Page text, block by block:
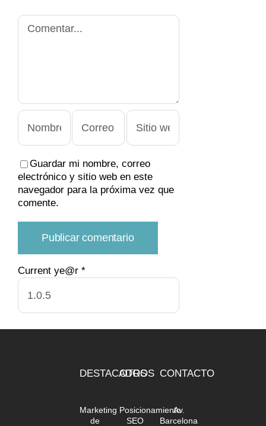
Comentar
Guardar mi nombre, correo
electrónico y sitio web en este
navegador para la próxima vez que
comente.
Current ye@r *
DESTACADOS
Marketing
de
OTROS
Posicionamiento
SEO
CONTACTO
Av.
Barcelona